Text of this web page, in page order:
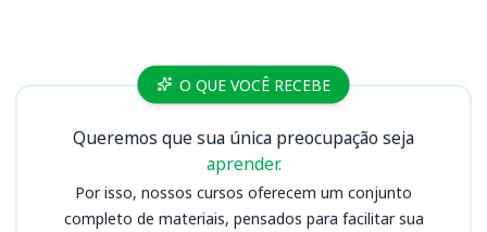
Cursos O QUE VOCÊ RECEBE
Queremos que sua única preocupação seja
aprender.
Por isso, nossos cursos oferecem um conjunto
completo de materiais, pensados para facilitar sua